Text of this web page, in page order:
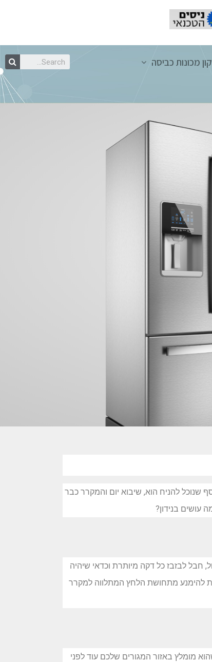
מכונות כביסה
שנוכל להניח הוא, שיבוא יום והמקרר כבר
עושים בנידון?
חבל לבזבז כל דקה מיותרת וכדאי שיהיה
להימנע מתחושת הלחץ המתלווה למקרר
מומלץ באזור המגורים שלכם עוד לפני